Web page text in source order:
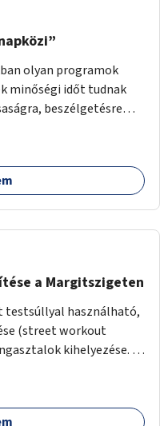
olyan programok
minőségi időt tudnak
beszélgetésre
a Margitszigeten
testsúllyal használható,
(street workout
kihelyezése. A
válna elérhetővé a